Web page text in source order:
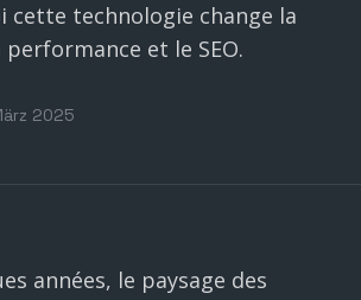
cette technologie change la
et le SEO.
2025
années, le paysage des